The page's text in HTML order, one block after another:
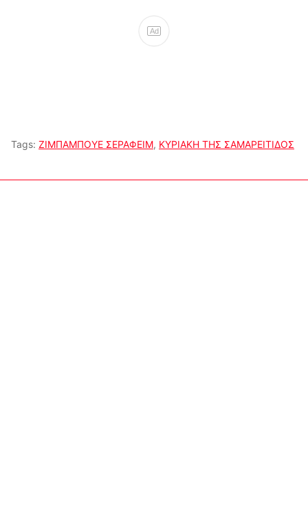
Ad
Tags: ΖΙΜΠΑΜΠΟΥΕ ΣΕΡΑΦΕΙΜ, ΚΥΡΙΑΚΗ ΤΗΣ ΣΑΜΑΡΕΙΤΙΔΟΣ